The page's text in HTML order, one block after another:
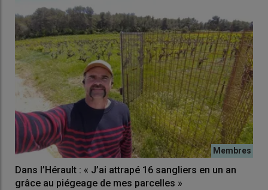
Dans l’Hérault : « J’ai attrapé 16 sangliers en un an
grâce au piégeage de mes parcelles »